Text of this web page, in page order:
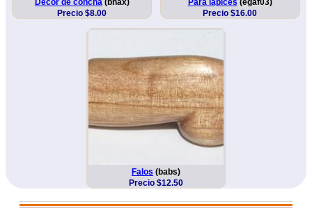
Precio $8.00
Precio $16.00
Falos (babs)
Precio $12.50